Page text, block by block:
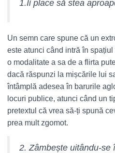
1.Îi place să stea
Un semn care spune că un
este atunci când intră în
o modalitate a sa de a flirta
dacă răspunzi la mișcările lui
întâmplă adesea în barurile
locuri publice, atunci când un
pretextul că vrea să-ți spună
prea mult zgomot.
2. Zâmbește uitându-se